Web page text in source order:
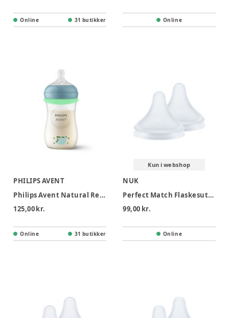
Online 31 butikker Online
PHILIPS AVENT
Philips Avent Natural Response Nighttime Sutteflaske
125,00 kr.
Online 31 butikker
Kun i webshop
NUK
Perfect Match Flaskesutt str. XL
99,00 kr.
Online